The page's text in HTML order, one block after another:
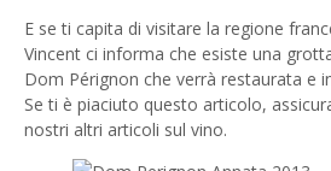
E se ti capita di visitare la regione
Vincent ci informa che esiste una
Dom Pérignon che verrà restaurata e
Se ti è piaciuto questo articolo,
nostri altri articoli sul vino.